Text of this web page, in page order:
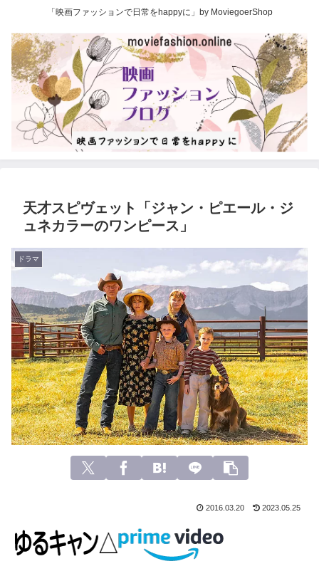
「映画ファッションで日常をhappyに」by MoviegoerShop
天才スピヴェット「ジャン・ピエール・ジ
ュネカラーのワンピース」
ドラマ
2016.03.20 2023.05.25